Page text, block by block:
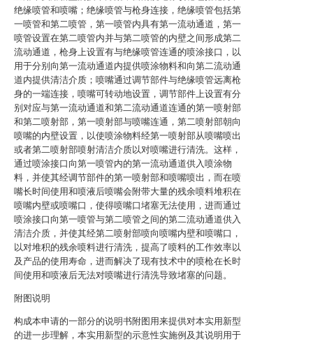
绝缘喷管和喷嘴；绝缘喷管与枪身连接，绝缘喷管包括第
一喷管和第二喷管，第一喷管内具有第一流动通道，第一
喷管设置在第二喷管内并与第二喷管的内壁之间形成第二
流动通道，枪身上设置有与绝缘喷管连通的喷涂接口，以
用于分别向第一流动通道内提供喷涂物料和向第二流动通
道内提供清洁介质；喷嘴通过调节部件与绝缘喷管远离枪
身的一端连接，喷嘴可转动地设置，调节部件上设置有分
别对应与第一流动通道和第二流动通道连通的第一喷射部
和第二喷射部，第一喷射部与喷嘴连通，第二喷射部朝向
喷嘴的内壁设置，以使喷涂物料经第一喷射部从喷嘴喷出
或者第二喷射部喷射清洁介质以对喷嘴进行清洗。这样，
通过喷涂接口向第一喷管内的第一流动通道供入喷涂物
料，并使其经调节部件的第一喷射部和喷嘴喷出，而在喷
嘴长时间使用和喷液后喷嘴会附带大量的残余喷料堆积在
喷嘴内壁或喷嘴口，使得喷嘴口堵塞无法使用，进而通过
喷涂接口向第一喷管与第二喷管之间的第二流动通道供入
清洁介质，并使其经第二喷射部喷向喷嘴内壁和喷嘴口，
以对堆积的残余喷料进行清洗，提高了喷料的工作效率以
及产品的使用寿命，进而解决了现有技术中的喷枪在长时
间使用和喷液后无法对喷嘴进行清洗导致堵塞的问题。
附图说明
构成本申请的一部分的说明书附图用来提供对本实用新型
的进一步理解，本实用新型的示意性实施例及其说明用于